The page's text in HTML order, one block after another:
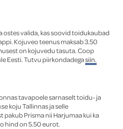
ostes valida, kas soovid toidukaubad
Kojuveo teenus maksab 3.50
on kojuvedu tasuta. Coop
Eesti. Tutvu piirkondadegasiin.
tavapoele sarnaselt toidu- ja
koju Tallinnas ja selle
Prisma nii Harjumaa kui ka
hind on 5.50 eurot.